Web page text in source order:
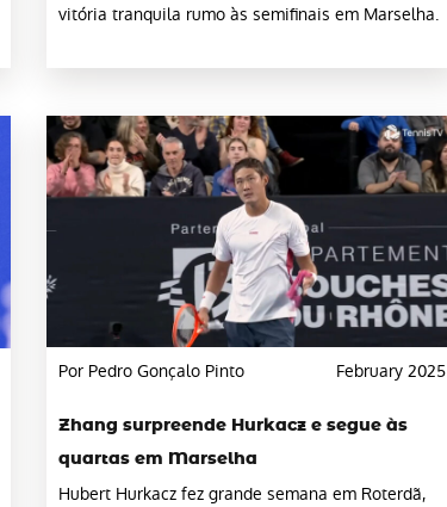
vitória tranquila rumo às semifinais em Marselha.
Por Pedro Gonçalo Pinto February 2025
Zhang surpreende Hurkacz e segue às
quartas em Marselha
Hubert Hurkacz fez grande semana em Roterdã,